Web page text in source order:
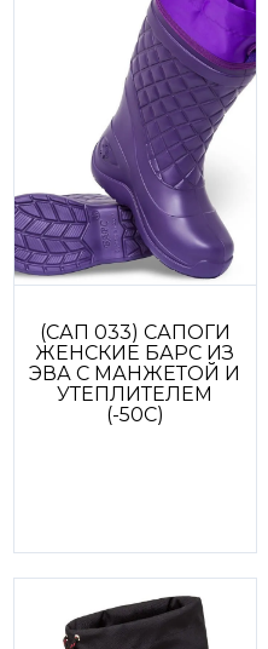
(САП 033) САПОГИ
ЖЕНСКИЕ БАРС ИЗ
ЭВА С МАНЖЕТОЙ И
УТЕПЛИТЕЛЕМ
(-50С)